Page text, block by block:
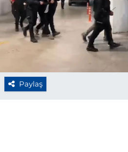
Paylaş
DÜNYA
GENEL
RESMİ İLAN